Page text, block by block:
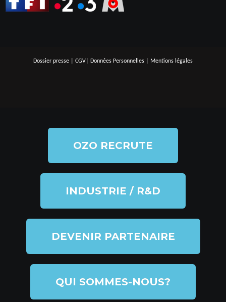
Dossier presse CGV Données Personnelles Mentions légales
OZO RECRUTE
INDUSTRIE / R&D
DEVENIR PARTENAIRE
QUI SOMMES-NOUS?